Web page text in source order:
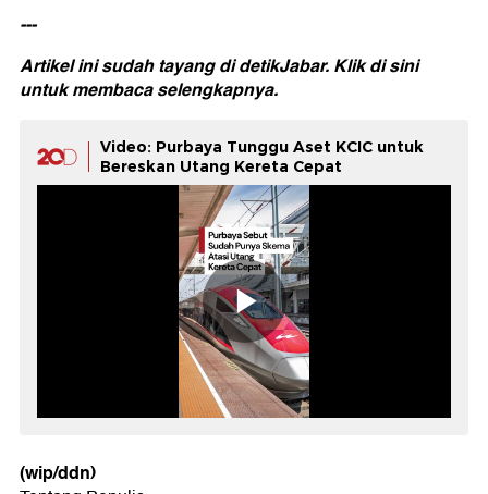
---
Artikel ini sudah tayang di detikJabar.Klik di sini
untuk membaca selengkapnya.
Video: Purbaya Tunggu Aset KCIC untuk
Bereskan Utang Kereta Cepat
(wip/ddn)